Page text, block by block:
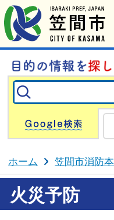
ホーム 笠間市消防
火災予防